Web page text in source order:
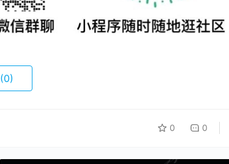
(0)
0 0